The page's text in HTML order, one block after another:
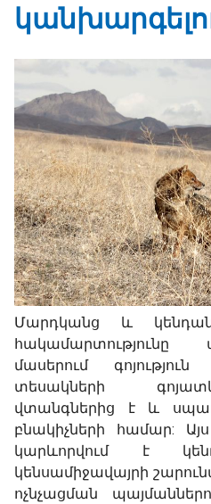
Մարդկանց և
մասերում
տեսակների
վտանգներից է և
բնակիչների համար:
կարևորվում է
կենսամիջավայրի
ոչնչացման